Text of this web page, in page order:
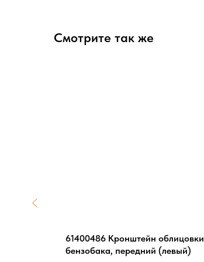
Смотрите так же
61400486 Кронштейн облицовки
бензобака, передний (левый)